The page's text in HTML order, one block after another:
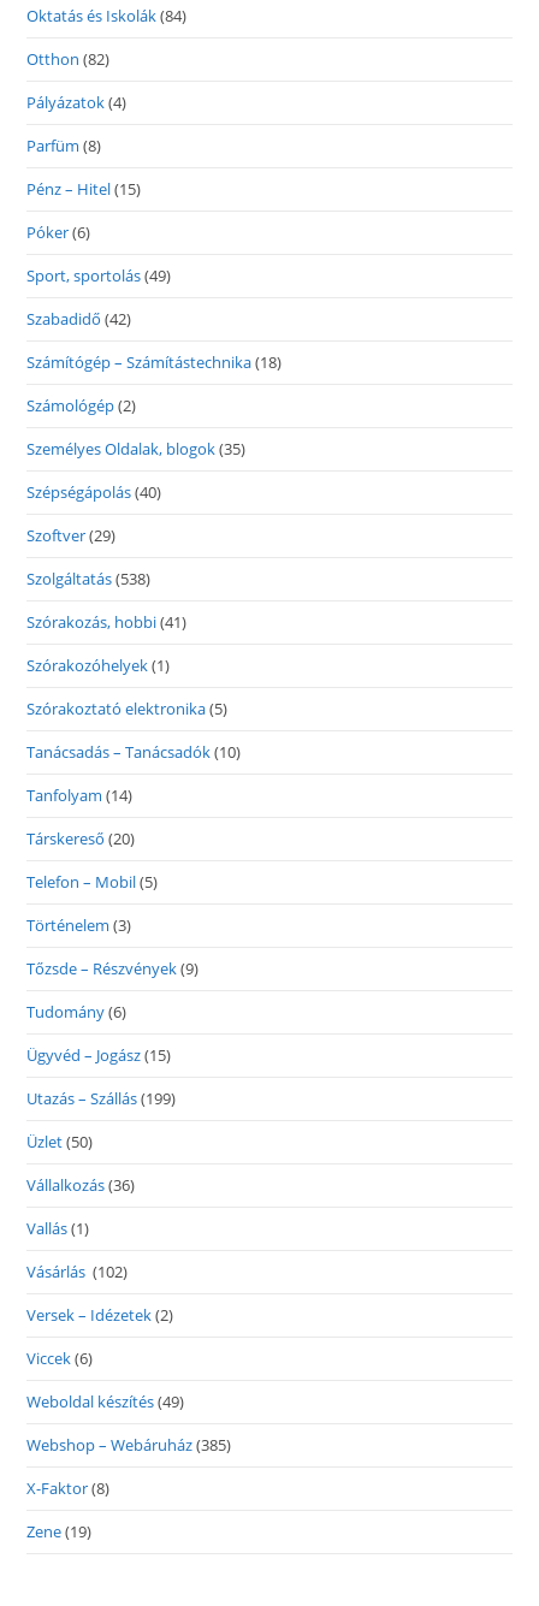
Oktatás és Iskolák(84)
Otthon (82)
Pályázatok(4)
Parfüm (8)
Pénz – Hitel(15)
Póker(6)
Sport, sportolás(49)
Szabadidő (42)
Számítógép – Számítástechnika(18)
Számológép(2)
Személyes Oldalak, blogok(35)
Szépségápolás(40)
Szoftver(29)
Szolgáltatás(538)
Szórakozás, hobbi(41)
Szórakozóhelyek(1)
Szórakoztató elektronika(5)
Tanácsadás – Tanácsadók(10)
Tanfolyam (14)
Társkereső (20)
Telefon – Mobil(5)
Történelem (3)
Tőzsde – Részvények(9)
Tudomány(6)
Ügyvéd – Jogász(15)
Utazás – Szállás(199)
Üzlet(50)
Vállalkozás(36)
Vallás(1)
Vásárlás (102)
Versek – Idézetek(2)
Viccek(6)
Weboldal készítés(49)
Webshop – Webáruház(385)
X-Faktor(8)
Zene(19)